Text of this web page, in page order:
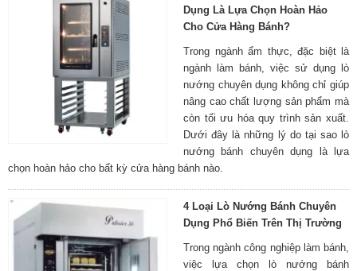
Dụng Là Lựa Chọn Hoàn Hảo
Cho Cửa Hàng Bánh?
Trong ngành ẩm thực, đặc biệt là
ngành làm bánh, việc sử dụng lò
nướng chuyên dụng không chỉ giúp
nâng cao chất lượng sản phẩm mà
còn tối ưu hóa quy trình sản xuất.
Dưới đây là những lý do tại sao lò
nướng bánh chuyên dụng là lựa
chọn hoàn hảo cho bất kỳ cửa hàng bánh nào.
4 Loại Lò Nướng Bánh Chuyên
Dụng Phổ Biến Trên Thị Trường
Trong ngành công nghiệp làm bánh,
việc lựa chọn lò nướng bánh